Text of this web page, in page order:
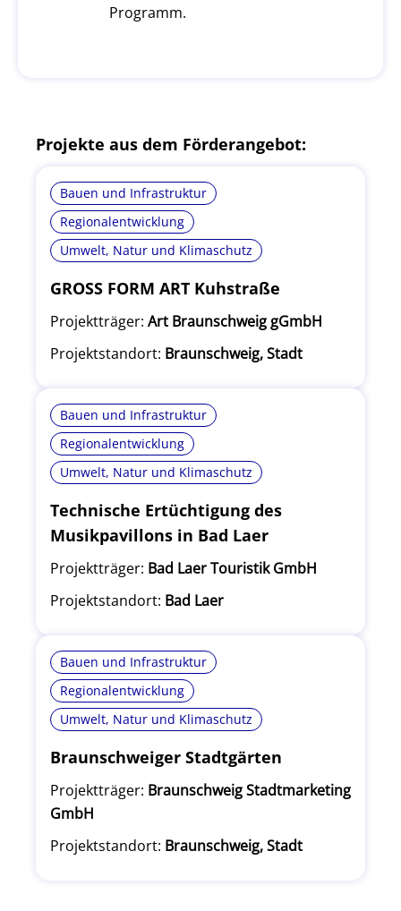
Programm.
Projekte aus dem Förderangebot:
Bauen und Infrastruktur
Regionalentwicklung
Umwelt, Natur und Klimaschutz
GROSS FORM ART Kuhstraße
Projektträger: Art Braunschweig gGmbH
Projektstandort: Braunschweig, Stadt
Bauen und Infrastruktur
Regionalentwicklung
Umwelt, Natur und Klimaschutz
Technische Ertüchtigung des
Musikpavillons in Bad Laer
Projektträger: Bad Laer Touristik GmbH
Projektstandort: Bad Laer
Bauen und Infrastruktur
Regionalentwicklung
Umwelt, Natur und Klimaschutz
Braunschweiger Stadtgärten
Projektträger: Braunschweig Stadtmarketing
GmbH
Projektstandort: Braunschweig, Stadt